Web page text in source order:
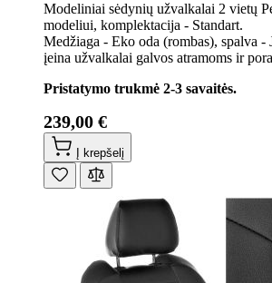
Modeliniai sėdynių užvalkalai 2 vietų
modeliui, komplektacija - Standart.
Medžiaga - Eko oda (rombas), spalva -
įeina užvalkalai galvos atramoms ir
Pristatymo trukmė 2-3 savaitės.
239,00 €
Į krepšelį